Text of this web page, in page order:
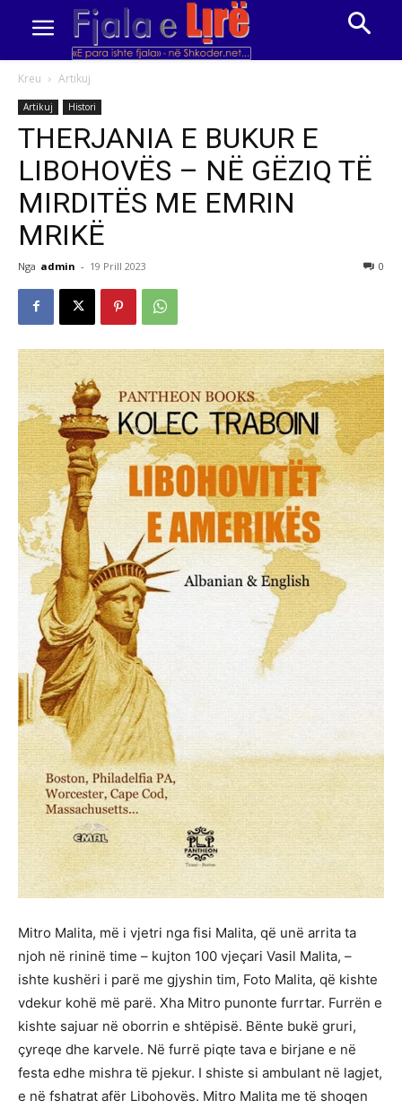
Kreu Artikuj
Artikuj Histori
THERJANIA E BUKUR E
LIBOHOVËS – NË GËZIQ TË
MIRDITËS ME EMRIN
MRIKË
Nga admin - 19 Prill 2023 0
Mitro Malita, më i vjetri nga fisi Malita, që unë arrita ta
njoh në rininë time – kujton 100 vjeçari Vasil Malita, –
ishte kushëri i parë me gjyshin tim, Foto Malita, që kishte
vdekur kohë më parë. Xha Mitro punonte furrtar. Furrën e
kishte sajuar në oborrin e shtëpisë. Bënte bukë gruri,
çyreqe dhe karvele. Në furrë piqte tava e birjane e në
festa edhe mishra të pjekur. I shiste si ambulant në lagjet,
e në fshatrat afër Libohovës. Mitro Malita me të shoqen